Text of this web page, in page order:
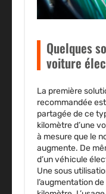
Quelques
voiture
La première
recommandée
partagée de ce
kilomètre d’une
à mesure que le
augmente. De
d’un véhicule
Une sous
l’augmentation